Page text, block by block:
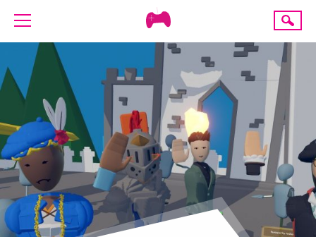
Creative
AKTUELLES
TERMINE
ANGEBOTE
PROJEKTE
PRESSE
SPENDE
Suche